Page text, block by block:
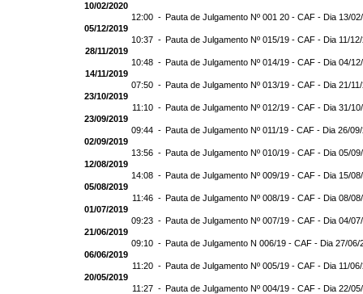
10/02/2020
12:00 - Pauta de Julgamento Nº 001 20 - CAF - Dia 13/
05/12/2019
10:37 - Pauta de Julgamento Nº 015/19 - CAF - Dia 11/
28/11/2019
10:48 - Pauta de Julgamento Nº 014/19 - CAF - Dia 04/
14/11/2019
07:50 - Pauta de Julgamento Nº 013/19 - CAF - Dia 21/
23/10/2019
11:10 - Pauta de Julgamento Nº 012/19 - CAF - Dia 31/
23/09/2019
09:44 - Pauta de Julgamento Nº 011/19 - CAF - Dia 26/
02/09/2019
13:56 - Pauta de Julgamento Nº 010/19 - CAF - Dia 05/
12/08/2019
14:08 - Pauta de Julgamento Nº 009/19 - CAF - Dia 15/
05/08/2019
11:46 - Pauta de Julgamento Nº 008/19 - CAF - Dia 08/
01/07/2019
09:23 - Pauta de Julgamento Nº 007/19 - CAF - Dia 04/
21/06/2019
09:10 - Pauta de Julgamento N 006/19 - CAF - Dia 27/06/
06/06/2019
11:20 - Pauta de Julgamento Nº 005/19 - CAF - Dia 11/
20/05/2019
11:27 - Pauta de Julgamento Nº 004/19 - CAF - Dia 22/